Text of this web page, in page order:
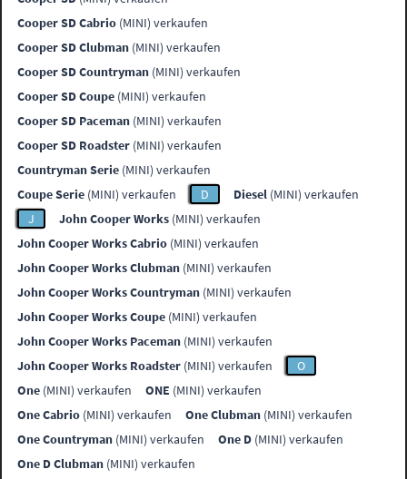
Cooper SD Cabrio (MINI) verkaufen
Cooper SD Clubman (MINI) verkaufen
Cooper SD Countryman (MINI) verkaufen
Cooper SD Coupe (MINI) verkaufen
Cooper SD Paceman (MINI) verkaufen
Cooper SD Roadster (MINI) verkaufen
Countryman Serie (MINI) verkaufen
Coupe Serie (MINI) verkaufen D Diesel (MINI) verkaufen
J
John Cooper Works (MINI) verkaufen
John Cooper Works Cabrio (MINI) verkaufen
John Cooper Works Clubman (MINI) verkaufen
John Cooper Works Countryman (MINI) verkaufen
John Cooper Works Coupe (MINI) verkaufen
John Cooper Works Paceman (MINI) verkaufen
John Cooper Works Roadster (MINI) verkaufen
O
One (MINI) verkaufen ONE (MINI) verkaufen
One Cabrio (MINI) verkaufen One Clubman (MINI) verkaufen
One Countryman (MINI) verkaufen One D (MINI) verkaufen
One D Clubman (MINI) verkaufen